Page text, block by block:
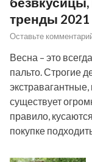
тренды 2021
Оставьте
Весна – это
пальто. Строгие
существует
правило,
покупке подходить